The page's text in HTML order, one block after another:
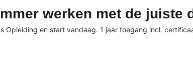
werken met de juiste
Opleiding en start vandaag. 1 jaar toegang incl.